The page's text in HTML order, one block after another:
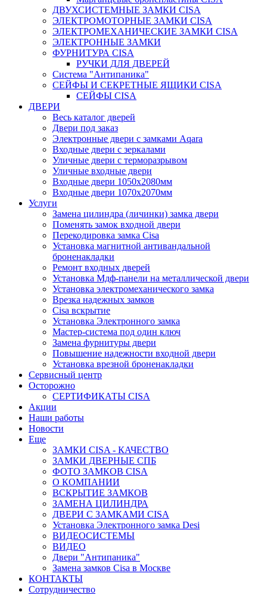
ДВУХСИСТЕМНЫЕ ЗАМКИ CISA
ЭЛЕКТРОМОТОРНЫЕ ЗАМКИ CISA
ЭЛЕКТРОМЕХАНИЧЕСКИЕ ЗАМКИ CISA
ЭЛЕКТРОННЫЕ ЗАМКИ
ФУРНИТУРА CISA
РУЧКИ ДЛЯ ДВЕРЕЙ
Система "Антипаника"
СЕЙФЫ И СЕКРЕТНЫЕ ЯЩИКИ CISA
СЕЙФЫ CISA
ДВЕРИ
Весь каталог дверей
Двери под заказ
Электронные двери с замками Aqara
Входные двери с зеркалами
Уличные двери с терморазрывом
Уличные входные двери
Входные двери 1050х2080мм
Входные двери 1070х2070мм
Услуги
Замена цилиндра (личинки) замка двери
Поменять замок входной двери
Перекодировка замка Cisa
Установка магнитной антивандальной
броненакладки
Ремонт входных дверей
Установка Мдф-панели на металлической двери
Установка электромеханического замка
Врезка надежных замков
Сisa вскрытие
Установка Электронного замка
Мастер-система под один ключ
Замена фурнитуры двери
Повышение надежности входной двери
Установка врезной броненакладки
Сервисный центр
Осторожно
СЕРТИФИКАТЫ CISA
Акции
Наши работы
Новости
Еще
ЗАМКИ CISA - КАЧЕСТВО
ЗАМКИ ДВЕРНЫЕ СПБ
ФОТО ЗАМКОВ CISA
О КОМПАНИИ
ВСКРЫТИЕ ЗАМКОВ
ЗАМЕНА ЦИЛИНДРА
ДВЕРИ С ЗАМКАМИ CISA
Установка Электронного замка Desi
ВИДЕОСИСТЕМЫ
ВИДЕО
Двери "Антипаника"
Замена замков Cisa в Москве
КОНТАКТЫ
Сотрудничество